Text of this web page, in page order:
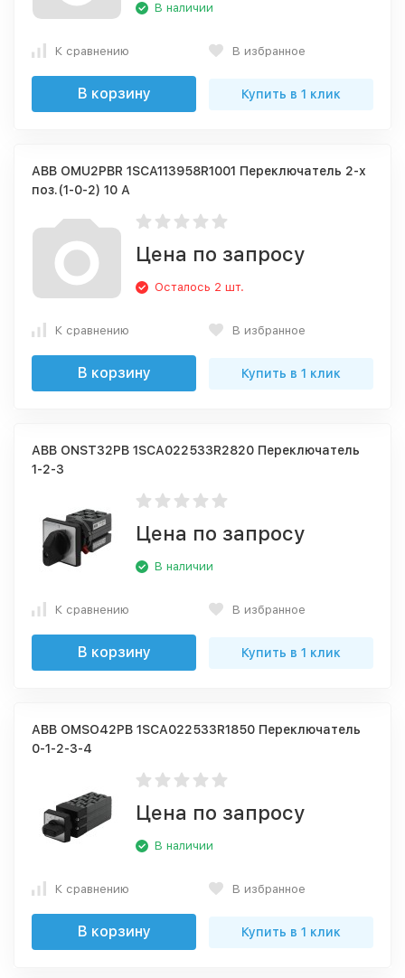
В наличии
К сравнению В избранное
В корзину Купить в 1 клик
ABB OMU2PBR 1SCA113958R1001 Переключатель 2-х
поз.(1-0-2) 10 А
Цена по запросу
Осталось 2 шт.
К сравнению В избранное
В корзину Купить в 1 клик
ABB ONST32PB 1SCA022533R2820 Переключатель
1-2-3
Цена по запросу
В наличии
К сравнению В избранное
В корзину Купить в 1 клик
ABB OMSO42PB 1SCA022533R1850 Переключатель
0-1-2-3-4
Цена по запросу
В наличии
К сравнению В избранное
В корзину Купить в 1 клик